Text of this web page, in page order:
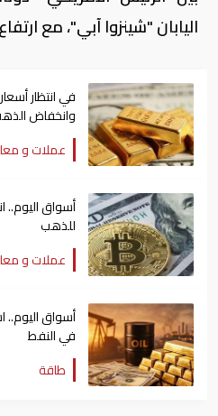
اليابان "شينزوا آبي"، مع
في انتظار
وانخفاض
عملات و
أسواق اليوم..
للذهب
عملات و
أسواق اليوم..
في النفط
طاقة